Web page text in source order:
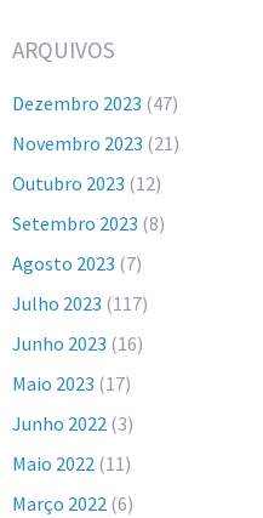
ARQUIVOS
Dezembro 2023 (47)
Novembro 2023 (21)
Outubro 2023 (12)
Setembro 2023 (8)
Agosto 2023 (7)
Julho 2023 (117)
Junho 2023 (16)
Maio 2023 (17)
Junho 2022 (3)
Maio 2022 (11)
Março 2022 (6)